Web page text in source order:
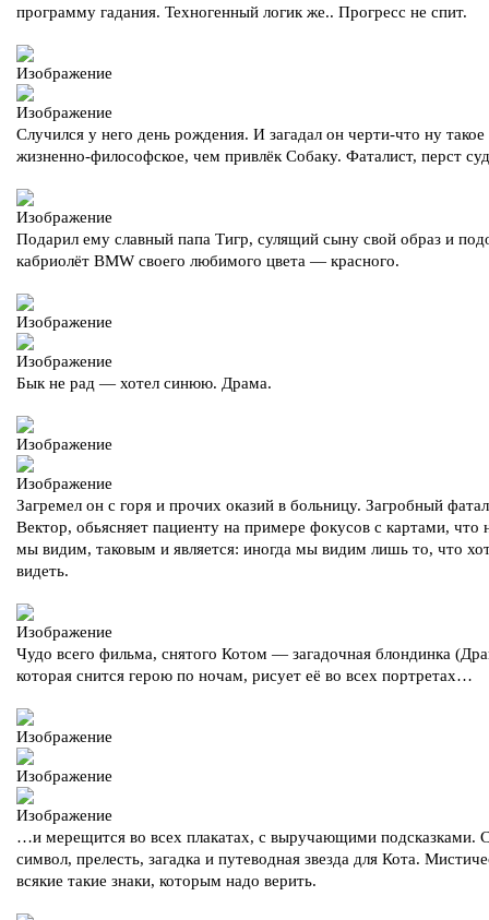
программу гадания. Техногенный логик же.. Прогресс не спит.
Случился у него день рождения. И загадал он черти-что ну такое
жизненно-философское, чем привлёк Собаку. Фаталист, перст
Подарил ему славный папа Тигр, сулящий сыну свой образ и
кабриолёт BMW своего любимого цвета — красного.
Бык не рад — хотел синюю. Драма.
Загремел он с горя и прочих оказий в больницу. Загробный
Вектор, обьясняет пациенту на примере фокусов с картами, что
мы видим, таковым и является: иногда мы видим лишь то, что
видеть.
Чудо всего фильма, снятого Котом — загадочная блондинка
которая снится герою по ночам, рисует её во всех портретах…
…и мерещится во всех плакатах, с выручающими подсказками.
символ, прелесть, загадка и путеводная звезда для Кота.
всякие такие знаки, которым надо верить.